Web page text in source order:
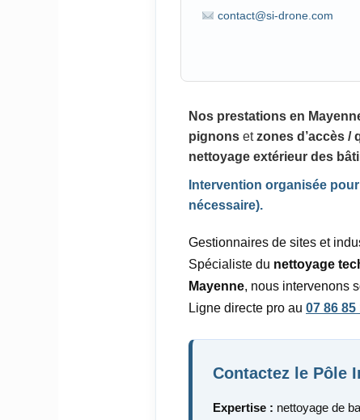
contact@si-drone.com
Nos prestations en
pignons etzones d’accès /
nettoyage extérieur des
Intervention organisée
nécessaire).
Gestionnaires de sites et
Spécialiste du nettoyage
Mayenne, nous intervenons
Ligne directe pro au 07 86 85
Contactez le Pôle
Expertise : nettoyage de